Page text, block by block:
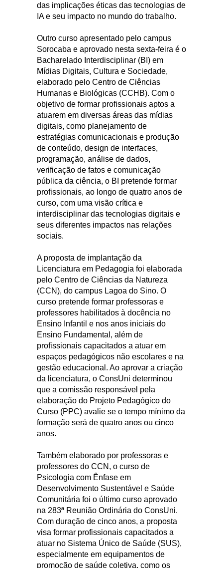
das implicações éticas das tecnologias de
IA e seu impacto no mundo do trabalho.
Outro curso apresentado pelo campus
Sorocaba e aprovado nesta sexta-feira é o
Bacharelado Interdisciplinar (BI) em
Mídias Digitais, Cultura e Sociedade,
elaborado pelo Centro de Ciências
Humanas e Biológicas (CCHB). Com o
objetivo de formar profissionais aptos a
atuarem em diversas áreas das mídias
digitais, como planejamento de
estratégias comunicacionais e produção
de conteúdo, design de interfaces,
programação, análise de dados,
verificação de fatos e comunicação
pública da ciência, o BI pretende formar
profissionais, ao longo de quatro anos de
curso, com uma visão crítica e
interdisciplinar das tecnologias digitais e
seus diferentes impactos nas relações
sociais.
A proposta de implantação da
Licenciatura em Pedagogia foi elaborada
pelo Centro de Ciências da Natureza
(CCN), do campus Lagoa do Sino. O
curso pretende formar professoras e
professores habilitados à docência no
Ensino Infantil e nos anos iniciais do
Ensino Fundamental, além de
profissionais capacitados a atuar em
espaços pedagógicos não escolares e na
gestão educacional. Ao aprovar a criação
da licenciatura, o ConsUni determinou
que a comissão responsável pela
elaboração do Projeto Pedagógico do
Curso (PPC) avalie se o tempo mínimo da
formação será de quatro anos ou cinco
anos.
Também elaborado por professoras e
professores do CCN, o curso de
Psicologia com Ênfase em
Desenvolvimento Sustentável e Saúde
Comunitária foi o último curso aprovado
na 283ª Reunião Ordinária do ConsUni.
Com duração de cinco anos, a proposta
visa formar profissionais capacitados a
atuar no Sistema Único de Saúde (SUS),
especialmente em equipamentos de
promoção de saúde coletiva, como os